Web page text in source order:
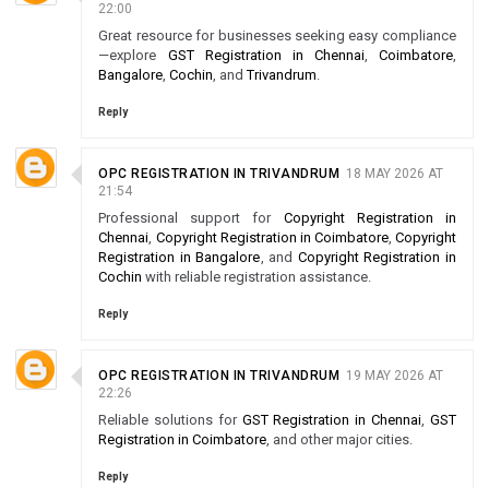
22:00
Great resource for businesses seeking easy compliance
—explore GST Registration in Chennai, Coimbatore,
Bangalore,Cochin, andTrivandrum.
Reply
OPC REGISTRATION IN TRIVANDRUM
18 MAY 2026 AT
21:54
Professional support for Copyright Registration in
Chennai, Copyright Registration in Coimbatore, Copyright
Registration in Bangalore, and Copyright Registration in
Cochin with reliable registration assistance.
Reply
OPC REGISTRATION IN TRIVANDRUM
19 MAY 2026 AT
22:26
Reliable solutions for GST Registration in Chennai, GST
Registration in Coimbatore, and other major cities.
Reply